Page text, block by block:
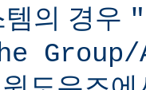
의 경우
Group/